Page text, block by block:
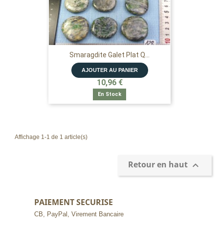
Smaragdite Galet Plat Q...
AJOUTER AU PANIER
10,96 €
En Stock
Affichage 1-1 de 1 article(s)
Retour en haut 
PAIEMENT SECURISE
CB, PayPal, Virement Bancaire